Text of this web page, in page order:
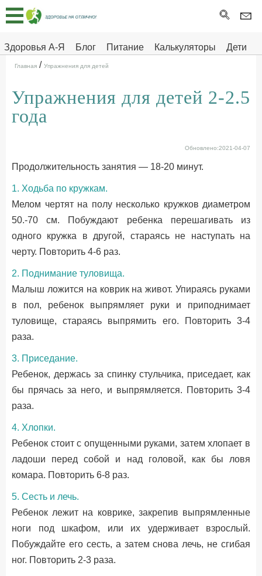
Здоровья А-Я Блог Питание Калькуляторы
Дети
Здоровье на отлично
Главная
Тесты
Про
ДЕТЯМ
Главная / Упражнения для детей
Упражнения для детей 2-2.5
года
Обновлено:2021-04-07
Продолжительность занятия — 18-20 минут.
1. Ходьба по кружкам.
Мелом чертят на полу несколько кружков диаметром
50.-70 см. Побуждают ребенка перешагивать из
одного кружка в другой, стараясь не наступать на
черту. Повторить 4-6 раз.
2. Поднимание туловища.
Малыш ложится на коврик на живот. Упираясь руками
в пол, ребенок выпрямляет руки и приподнимает
туловище, стараясь выпрямить его. Повторить 3-4
раза.
3. Приседание.
Ребенок, держась за спинку стульчика, приседает, как
бы прячась за него, и выпрямляется. Повторить 3-4
раза.
4. Хлопки.
Ребенок стоит с опущенными руками, затем хлопает в
ладоши перед собой и над головой, как бы ловя
комара. Повторить 6-8 раз.
5. Сесть и лечь.
Ребенок лежит на коврике, закрепив выпрямленные
ноги под шкафом, или их удерживает взрослый.
Побуждайте его сесть, а затем снова лечь, не сгибая
ног. Повторить 2-3 раза.